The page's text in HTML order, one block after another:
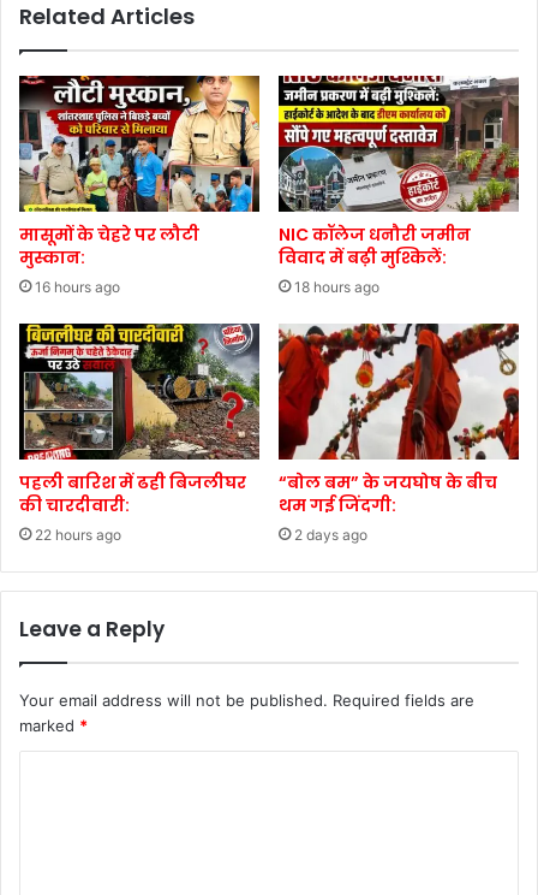
Related Articles
मासूमों के चेहरे पर लौटी
मुस्कान:
16 hours ago
NIC कॉलेज धनौरी जमीन
विवाद में बढ़ी मुश्किलें:
18 hours ago
पहली बारिश में ढही बिजलीघर
की चारदीवारी:
22 hours ago
“बोल बम” के जयघोष के बीच
थम गई जिंदगी:
2 days ago
Leave a Reply
Your email address will not be published. Required fields are
marked *